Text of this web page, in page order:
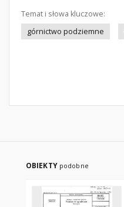
Temat i słowa kluczowe:
górnictwo podziemne
OBIEKTY podobne